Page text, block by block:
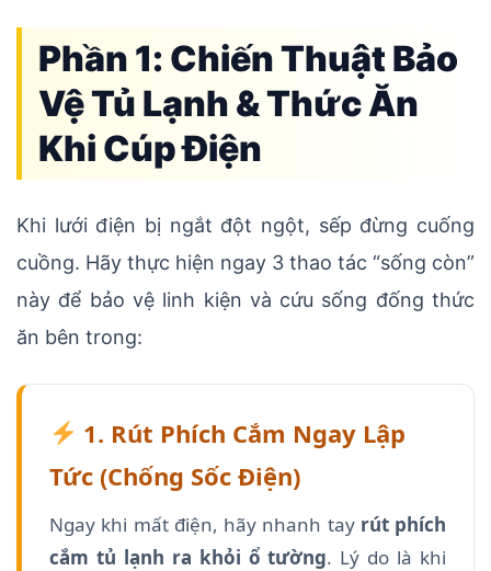
Phần 1: Chiến Thuật Bảo
Vệ Tủ Lạnh & Thức Ăn
Khi Cúp Điện
Khi lưới điện bị ngắt đột ngột, sếp đừng cuống
cuồng. Hãy thực hiện ngay 3 thao tác “sống còn”
này để bảo vệ linh kiện và cứu sống đống thức
ăn bên trong:
1. Rút Phích Cắm Ngay Lập
Tức (Chống Sốc Điện)
Ngay khi mất điện, hãy nhanh tay rút phích
cắm tủ lạnh ra khỏi ổ tường. Lý do là khi